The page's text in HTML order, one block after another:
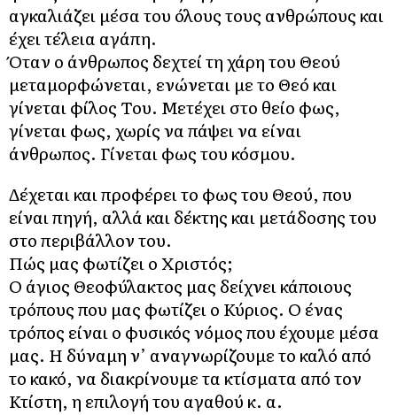
αγκαλιάζει μέσα του όλους τους ανθρώπους και
έχει τέλεια αγάπη.
Όταν ο άνθρωπος δεχτεί τη χάρη του Θεού
μεταμορφώνεται, ενώνεται με το Θεό και
γίνεται φίλος Του. Μετέχει στο θείο φως,
γίνεται φως, χωρίς να πάψει να είναι
άνθρωπος. Γίνεται φως του κόσμου.
Δέχεται και προφέρει το φως του Θεού, που
είναι πηγή, αλλά και δέκτης και μετάδοσης του
στο περιβάλλον του.
Πώς μας φωτίζει ο Χριστός;
Ο άγιος Θεοφύλακτος μας δείχνει κάποιους
τρόπους που μας φωτίζει ο Κύριος. Ο ένας
τρόπος είναι ο φυσικός νόμος που έχουμε μέσα
μας. Η δύναμη ν’ αναγνωρίζουμε το καλό από
το κακό, να διακρίνουμε τα κτίσματα από τον
Κτίστη, η επιλογή του αγαθού κ. α.